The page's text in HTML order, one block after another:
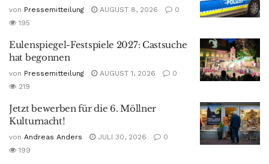
von Pressemitteilung AUGUST 8, 2026
0
195
Eulenspiegel-Festspiele 2027: Castsuche
hat begonnen
von Pressemitteilung AUGUST 1, 2026
0
219
Jetzt bewerben für die 6. Möllner
Kulturnacht!
von Andreas Anders JULI 30, 2026
0
199